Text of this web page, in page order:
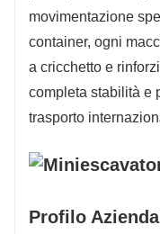
movimentazione
container, ogni
a cricchetto e
completa stabilità e
trasporto
Profilo